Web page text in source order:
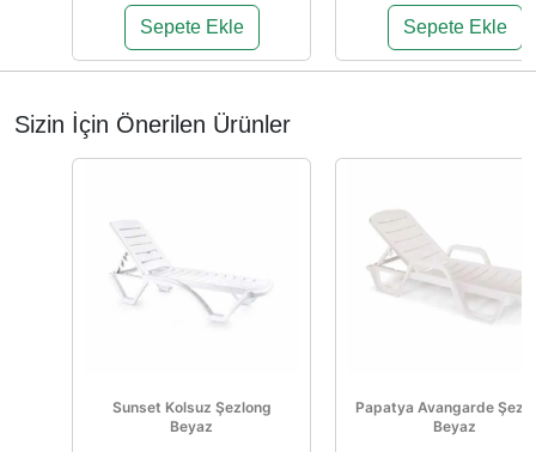
Sepete Ekle Sepete Ekle
Sizin İçin Önerilen Ürünler
Sunset Kolsuz Şezlong
Beyaz
Papatya Avangarde
Beyaz